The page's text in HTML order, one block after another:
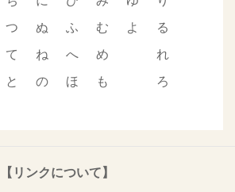
つ
て
と
ぬ
ね
の
ふ
へ
ほ
む
め
も
よ
る
れ
ろ
【リンクについて】